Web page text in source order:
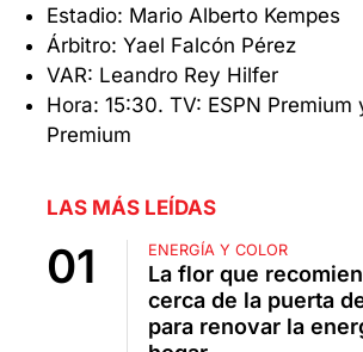
Estadio: Mario Alberto Kempes
Árbitro: Yael Falcón Pérez
VAR: Leandro Rey Hilfer
Hora: 15:30. TV: ESPN Premium
Premium
LAS MÁS LEÍDAS
ENERGÍA Y COLOR
La flor que
cerca de la puerta
para renovar la